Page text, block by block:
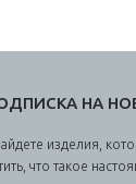
НА
изделия,
что такое